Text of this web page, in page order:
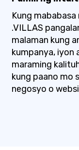
Kung
.VILLAS
malaman kung
kumpanya, iyon
maraming
kung paano mo
negosyo o